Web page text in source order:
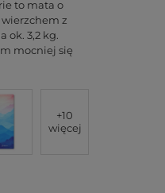
to mata o
wierzchem z
ok. 3,2 kg.
mocniej się
+10
więcej